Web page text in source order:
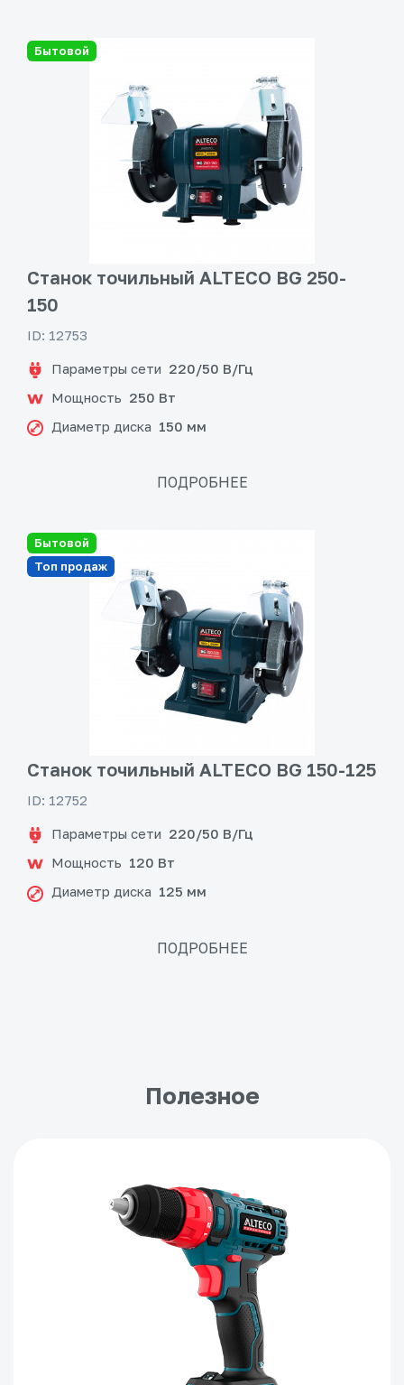
Бытовой
Станок точильный ALTECO BG 250-
150
ID: 12753
Параметры сети 220/50 В/Гц
Мощность 250 Вт
Диаметр диска 150 мм
ПОДРОБНЕЕ
Бытовой
Топ продаж
Станок точильный ALTECO BG 150-125
ID: 12752
Параметры сети 220/50 В/Гц
Мощность 120 Вт
Диаметр диска 125 мм
ПОДРОБНЕЕ
Полезное